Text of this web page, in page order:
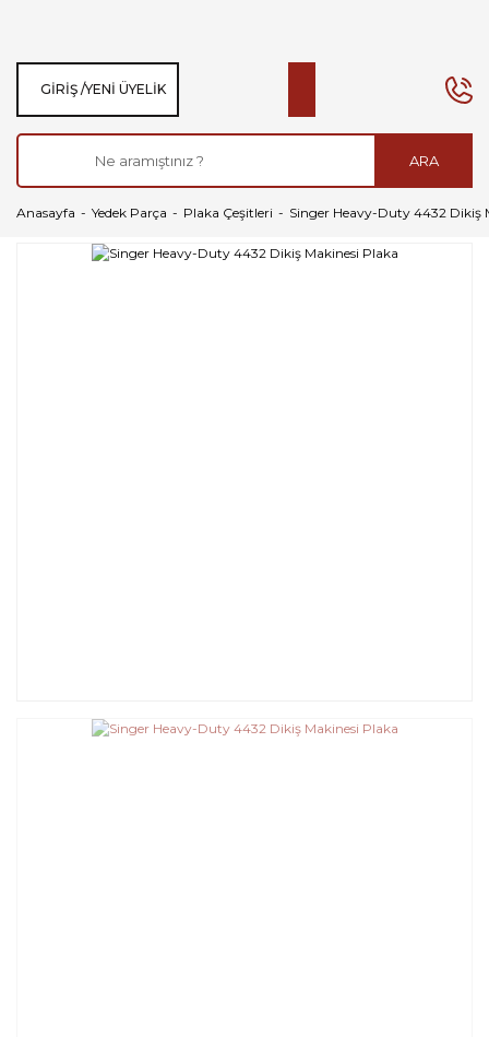
ARA
GIRIŞ /YENI ÜYELIK
Anasayfa Yedek Parça Plaka Çeşitleri Singer Heavy-Duty 4432 Dikiş